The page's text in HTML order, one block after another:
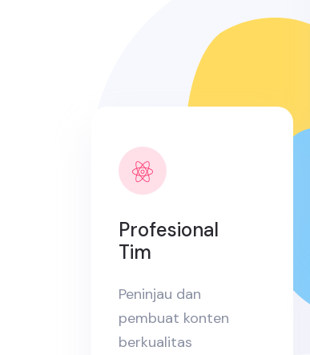
Profesional
Tim
Peninjau dan
pembuat konten
berkualitas